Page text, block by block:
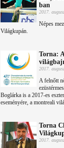
ban
2017.
Népes
Világkupán.
Torna:
2017.
A felnőtt
Boglárka is a 2017-es
eseményére, a montreali
Torna
2017.